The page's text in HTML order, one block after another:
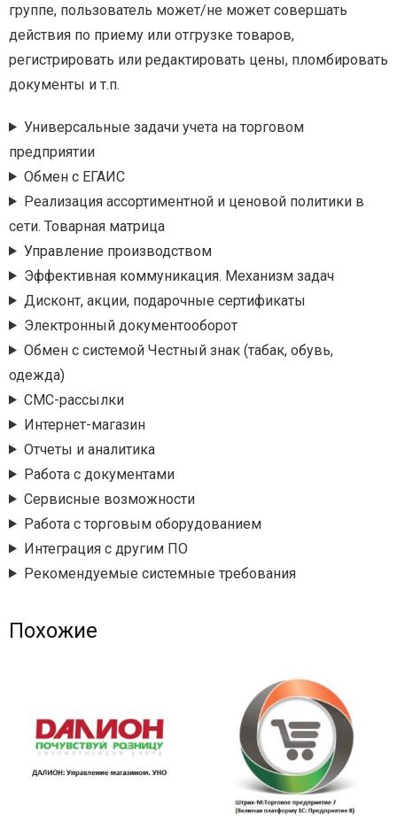
группе, пользователь может/не может совершать
действия по приему или отгрузке товаров,
регистрировать или редактировать цены, пломбировать
документы и т.п.
Универсальные задачи учета на торговом
предприятии
Обмен с ЕГАИС
Реализация ассортиментной и ценовой политики в
сети. Товарная матрица
Управление производством
Эффективная коммуникация. Механизм задач
Дисконт, акции, подарочные сертификаты
Электронный документооборот
Обмен с системой Честный знак (табак, обувь,
одежда)
СМС-рассылки
Интернет-магазин
Отчеты и аналитика
Работа с документами
Сервисные возможности
Работа с торговым оборудованием
Интеграция с другим ПО
Рекомендуемые системные требования
Похожие